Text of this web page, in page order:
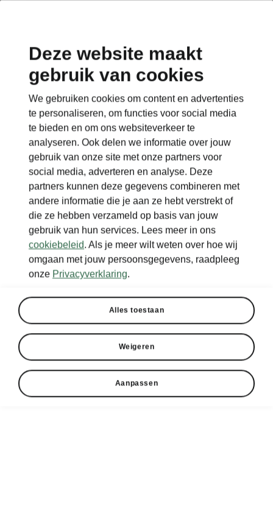
Deze website maakt
gebruik van cookies
We gebruiken cookies om content en advertenties
te personaliseren, om functies voor social media
te bieden en om ons websiteverkeer te
analyseren. Ook delen we informatie over jouw
gebruik van onze site met onze partners voor
social media, adverteren en analyse. Deze
partners kunnen deze gegevens combineren met
andere informatie die je aan ze hebt verstrekt of
die ze hebben verzameld op basis van jouw
gebruik van hun services. Lees meer in ons
cookiebeleid. Als je meer wilt weten over hoe wij
omgaan met jouw persoonsgegevens, raadpleeg
onze Privacyverklaring.
Alles toestaan
Weigeren
Aanpassen